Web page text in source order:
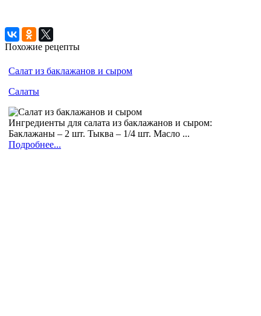
Похожие рецепты
Салат из баклажанов и сыром
Салаты
Ингредиенты для салата из баклажанов и сыром:
Баклажаны – 2 шт. Тыква – 1/4 шт. Масло ...
Подробнее...